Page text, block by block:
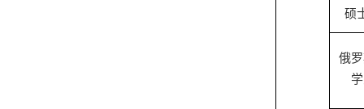
硕
俄